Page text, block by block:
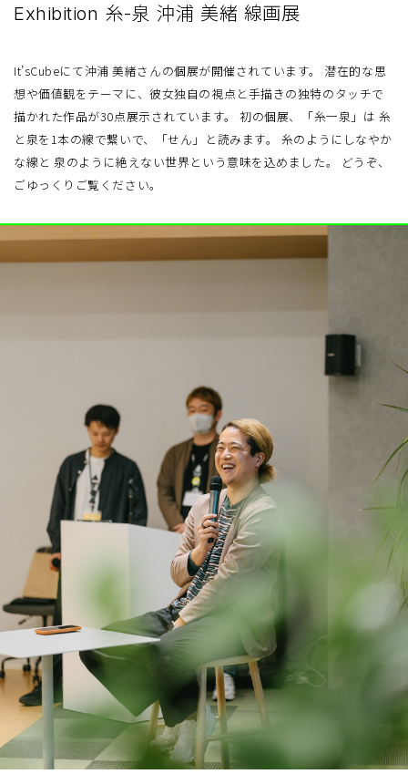
Exhibition 糸-泉 沖浦 美緒 線画展
It’sCubeにて沖浦 美緒さんの個展が開催されています。 潜在的な思
想や価値観をテーマに、彼女独自の視点と手描きの独特のタッチで
描かれた作品が30点展示されています。 初の個展、「糸一泉」は 糸
と泉を1本の線で繋いで、「せん」と読みます。 糸のようにしなやか
な線と 泉のように絶えない世界という意味を込めました。 どうぞ、
ごゆっくりご覧ください。